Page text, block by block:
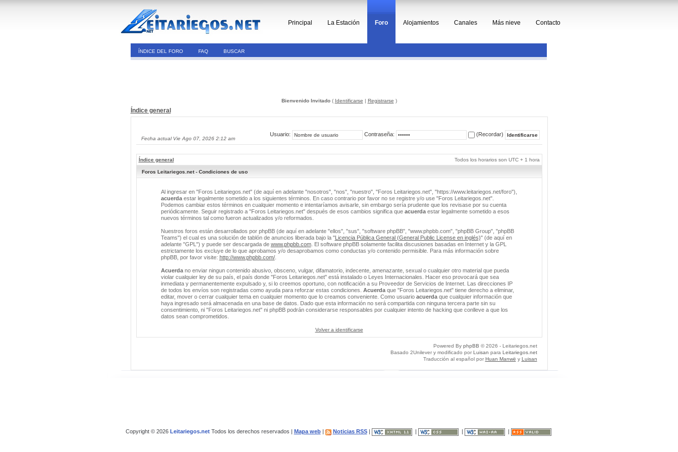
Principal La Estación Foro Alojamientos Canales Más nieve Contacto
ÍNDICE DEL FORO FAQ BUSCAR
Bienvenido Invitado( Identificarse | Registrarse )
Índice general
Fecha actual Vie Ago 07, 2026 2:12 am
Usuario: Contraseña: (Recordar)
Índice general Todos los horarios son UTC + 1 hora
Foros Leitariegos.net - Condiciones de uso
Al ingresar en "Foros Leitariegos.net" (de aquí en adelante "nosotros", "nos", "nuestro", "Foros Leitariegos.net", "https://www.leitariegos.net/foro"),
acuerdaestar legalmente sometido a los siguientes términos. En caso contrario por favor no se registre y/o use "Foros Leitariegos.net".
Podemos cambiar estos términos en cualquier momento e intentaríamos avisarle, sin embargo sería prudente que los revisase por su cuenta
periódicamente. Seguir registrado a "Foros Leitariegos.net" después de esos cambios significa que acuerdaestar legalmente sometido a esos
nuevos términos tal como fueron actualizados y/o reformados.
Nuestros foros están desarrollados por phpBB (de aquí en adelante "ellos", "sus", "software phpBB", "www.phpbb.com", "phpBB Group", "phpBB
Teams") el cual es una solución de tablón de anuncios liberada bajo la "Licencia Pública General (General Public License en inglés)" (de aquí en
adelante "GPL") y puede ser descargada de www.phpbb.com. El software phpBB solamente facilita discusiones basadas en Internet y la GPL
estrictamente los excluye de lo que aprobamos y/o desaprobamos como conductas y/o contenido permisible. Para más información sobre
phpBB, por favor visite: http://www.phpbb.com/.
Acuerdano enviar ningun contenido abusivo, obsceno, vulgar, difamatorio, indecente, amenazante, sexual o cualquier otro material que pueda
violar cualquier ley de su país, el país donde "Foros Leitariegos.net" está instalado o Leyes Internacionales. Hacer eso provocará que sea
inmediata y permanentemente expulsado y, si lo creemos oportuno, con notificación a su Proveedor de Servicios de Internet. Las direcciones IP
de todos los envíos son registradas como ayuda para reforzar estas condiciones. Acuerdaque "Foros Leitariegos.net" tiene derecho a eliminar,
editar, mover o cerrar cualquier tema en cualquier momento que lo creamos conveniente. Como usuario acuerdaque cualquier información que
haya ingresado será almacenada en una base de datos. Dado que esta información no será compartida con ninguna tercera parte sin su
consentimiento, ni "Foros Leitariegos.net" ni phpBB podrán considerarse responsables por cualquier intento de hacking que conlleve a que los
datos sean comprometidos.
Volver a identificarse
Powered By phpBB © 2026 - Leitariegos.net
Basado 2Unilever y modificado por Luisan para Leitariegos.net
Traducción al español por Huan Manwë y Luisan
Copyright © 2026 Leitariegos.netTodos los derechos reservados | Mapa web| Noticias RSS|